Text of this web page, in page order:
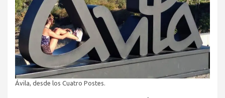
Ávila, desde los Cuatro Postes.